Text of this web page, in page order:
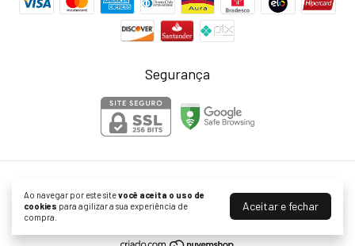
Ao navegar por este sitevocê aceita o uso de
cookies para agilizar a sua experiência de
compra.
Aceitar e fechar
Segurança
©2026. Fernanda Ramos & Beira Confecções Ltda - 14934015000131. Todos
os direitos reservados.